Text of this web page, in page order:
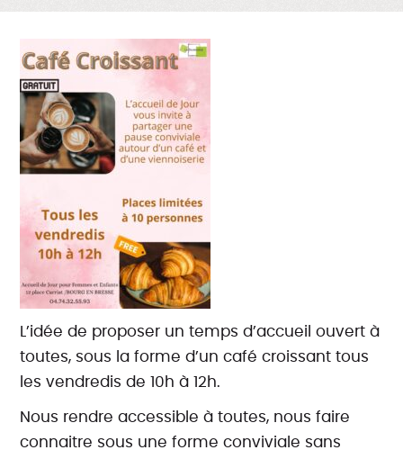
L’idée de proposer un temps d’accueil ouvert à
toutes, sous la forme d’un café croissant tous
les vendredis de 10h à 12h.
Nous rendre accessible à toutes, nous faire
connaitre sous une forme conviviale sans